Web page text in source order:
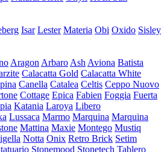
Isar Lester Materia Obi Oxido Sisley
Aragon Arbaro Ash Aviona Batista
Calacatta Gold Calacatta White
Canella Catalea Celtis Ceppo Nuovo
Cottage Epica Fabien Foggia Fuerta
Katania Laroya Libero
Lussaca Marmo Marquina Marquina
Mattina Maxie Montego Mustiq
Notta Onix Retro Brick Setim
Stonemood Stonetech Tablero